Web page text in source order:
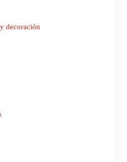
decoración